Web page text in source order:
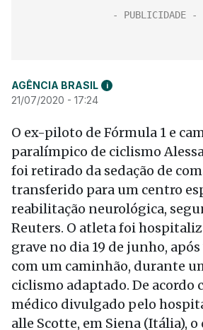
AGÊNCIA BRASIL i
21/07/2020 - 17:24
O ex-piloto de Fórmula 1 e
paralímpico de ciclismo
foi retirado da sedação de
transferido para um centro
reabilitação neurológica,
Reuters. O atleta foi
grave no dia 19 de junho,
com um caminhão, durante
ciclismo adaptado. De acordo
médico divulgado pelo
alle Scotte, em Siena (Itália), o